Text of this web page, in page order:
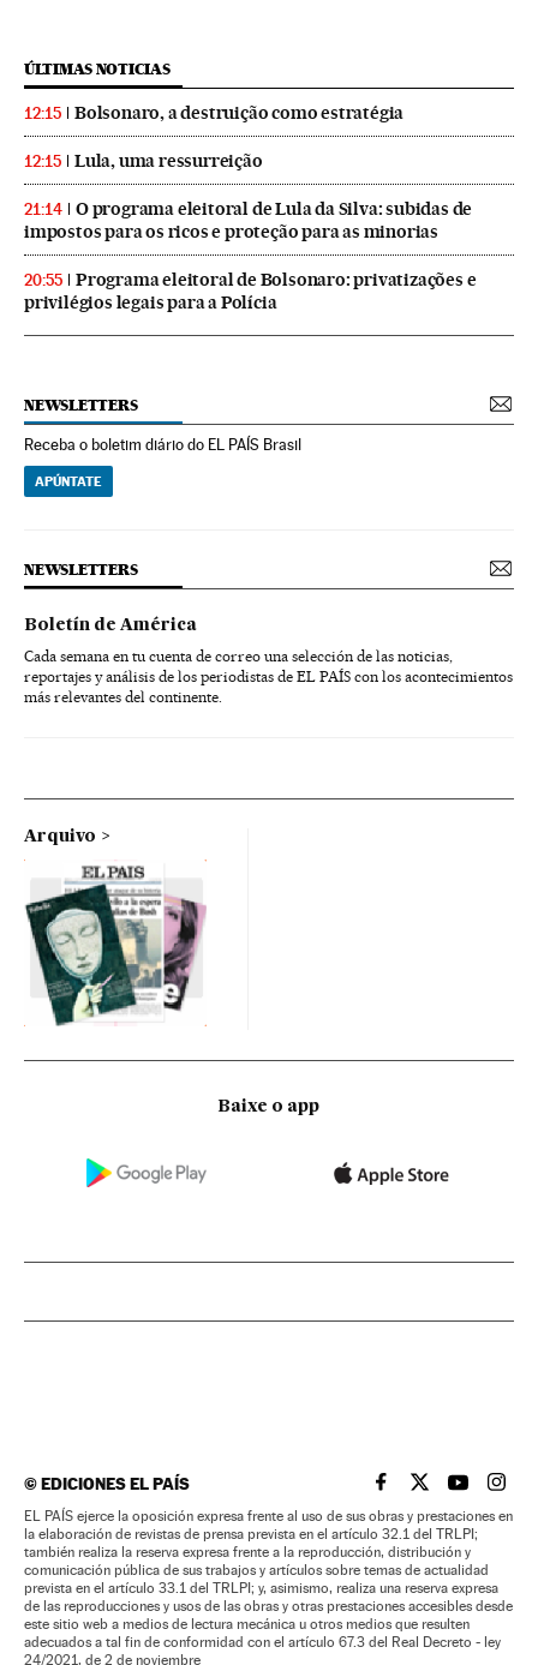
ÚLTIMAS NOTICIAS
12:15 Bolsonaro, a destruição como estratégia
12:15 Lula, uma ressurreição
21:14
O programa eleitoral de Lula da Silva: subidas de
impostos para os ricos e proteção para as minorias
20:55
Programa eleitoral de Bolsonaro: privatizações e
privilégios legais para a Polícia
NEWSLETTERS
Receba o boletim diário do EL PAÍS Brasil
APÚNTATE
NEWSLETTERS
Boletín de América
Cada semana en tu cuenta de correo una selección de las noticias,
reportajes y análisis de los periodistas de EL PAÍS con los acontecimientos
más relevantes del continente.
Arquivo
Baixe o app
©EDICIONES EL PAÍS EL PAÍS BRASIL EN
EL PAÍSEL PAÍS
EL
EL PAÍS ejerce la oposición expresa frente al uso de sus obras y prestaciones en
la elaboración de revistas de prensa prevista en el artículo 32.1 del TRLPI;
también realiza la reserva expresa frente a la reproducción, distribución y
comunicación pública de sus trabajos y artículos sobre temas de actualidad
prevista en el artículo 33.1 del TRLPI; y, asimismo, realiza una reserva expresa
de las reproducciones y usos de las obras y otras prestaciones accesibles desde
este sitio web a medios de lectura mecánica u otros medios que resulten
adecuados a tal fin de conformidad con el artículo 67.3 del Real Decreto - ley
24/2021, de 2 de noviembre